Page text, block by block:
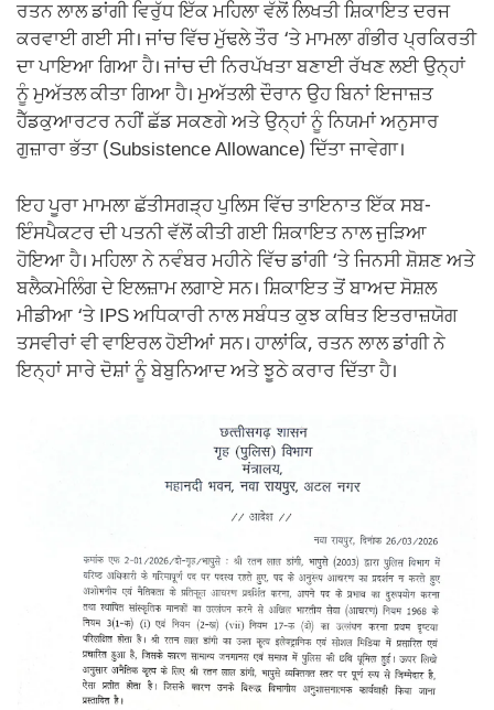
ਰਤਨ ਲਾਲ ਡਾਂਗੀ ਵਿਰੁੱਧ ਇੱਕ ਮਹਿਲਾ ਵੱਲੋਂ ਲਿਖਤੀ ਸ਼ਿਕਾਇਤ ਦਰਜ
ਕਰਵਾਈ ਗਈ ਸੀ। ਜਾਂਚ ਵਿੱਚ ਮੁੱਢਲੇ ਤੌਰ ‘ਤੇ ਮਾਮਲਾ ਗੰਭੀਰ ਪ੍ਰਕਿਰਤੀ
ਦਾ ਪਾਇਆ ਗਿਆ ਹੈ। ਜਾਂਚ ਦੀ ਨਿਰਪੱਖਤਾ ਬਣਾਈ ਰੱਖਣ ਲਈ ਉਨ੍ਹਾਂ
ਨੂੰ ਮੁਅੱਤਲ ਕੀਤਾ ਗਿਆ ਹੈ। ਮੁਅੱਤਲੀ ਦੌਰਾਨ ਉਹ ਬਿਨਾਂ ਇਜਾਜ਼ਤ
ਹੈੱਡਕੁਆਰਟਰ ਨਹੀਂ ਛੱਡ ਸਕਣਗੇ ਅਤੇ ਉਨ੍ਹਾਂ ਨੂੰ ਨਿਯਮਾਂ ਅਨੁਸਾਰ
ਗੁਜ਼ਾਰਾ ਭੱਤਾ (Subsistence Allowance) ਦਿੱਤਾ ਜਾਵੇਗਾ।
ਇਹ ਪੂਰਾ ਮਾਮਲਾ ਛੱਤੀਸਗੜ੍ਹ ਪੁਲਿਸ ਵਿੱਚ ਤਾਇਨਾਤ ਇੱਕ ਸਬ-
ਇੰਸਪੈਕਟਰ ਦੀ ਪਤਨੀ ਵੱਲੋਂ ਕੀਤੀ ਗਈ ਸ਼ਿਕਾਇਤ ਨਾਲ ਜੁੜਿਆ
ਹੋਇਆ ਹੈ। ਮਹਿਲਾ ਨੇ ਨਵੰਬਰ ਮਹੀਨੇ ਵਿੱਚ ਡਾਂਗੀ ‘ਤੇ ਜਿਨਸੀ ਸ਼ੋਸ਼ਣ ਅਤੇ
ਬਲੈਕਮੇਲਿੰਗ ਦੇ ਇਲਜ਼ਾਮ ਲਗਾਏ ਸਨ। ਸ਼ਿਕਾਇਤ ਤੋਂ ਬਾਅਦ ਸੋਸ਼ਲ
ਮੀਡੀਆ ‘ਤੇ IPS ਅਧਿਕਾਰੀ ਨਾਲ ਸਬੰਧਤ ਕੁਝ ਕਥਿਤ ਇਤਰਾਜ਼ਯੋਗ
ਤਸਵੀਰਾਂ ਵੀ ਵਾਇਰਲ ਹੋਈਆਂ ਸਨ। ਹਾਲਾਂਕਿ, ਰਤਨ ਲਾਲ ਡਾਂਗੀ ਨੇ
ਇਨ੍ਹਾਂ ਸਾਰੇ ਦੋਸ਼ਾਂ ਨੂੰ ਬੇਬੁਨਿਆਦ ਅਤੇ ਝੂਠੇ ਕਰਾਰ ਦਿੱਤਾ ਹੈ।